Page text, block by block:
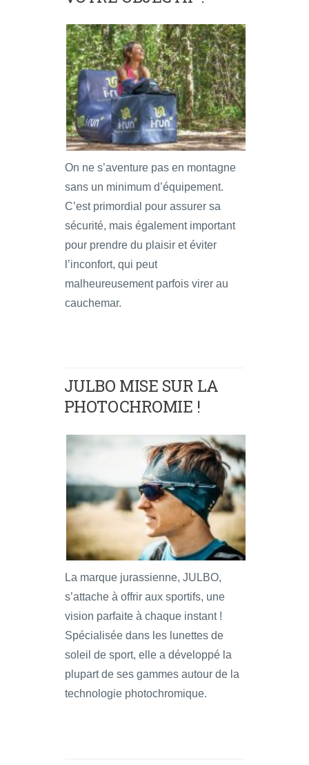
On ne s’aventure pas en montagne
sans un minimum d’équipement.
C’est primordial pour assurer sa
sécurité, mais également important
pour prendre du plaisir et éviter
l’inconfort, qui peut
malheureusement parfois virer au
cauchemar.
JULBO MISE SUR LA
PHOTOCHROMIE !
La marque jurassienne, JULBO,
s’attache à offrir aux sportifs, une
vision parfaite à chaque instant !
Spécialisée dans les lunettes de
soleil de sport, elle a développé la
plupart de ses gammes autour de la
technologie photochromique.